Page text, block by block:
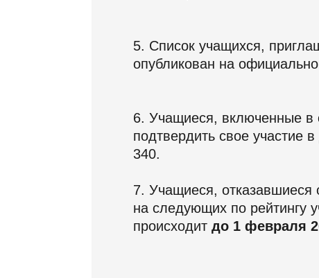
5. Список учащихся,
опубликован на
6. Учащиеся, включенные в
подтвердить свое участие
340.
7. Учащиеся, отказавшиеся
на следующих по рейтингу
происходит до 1 февраля